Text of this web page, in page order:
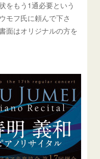
をもう1通必要という
モフ氏に頼んで下さ
面はオリジナルの方を